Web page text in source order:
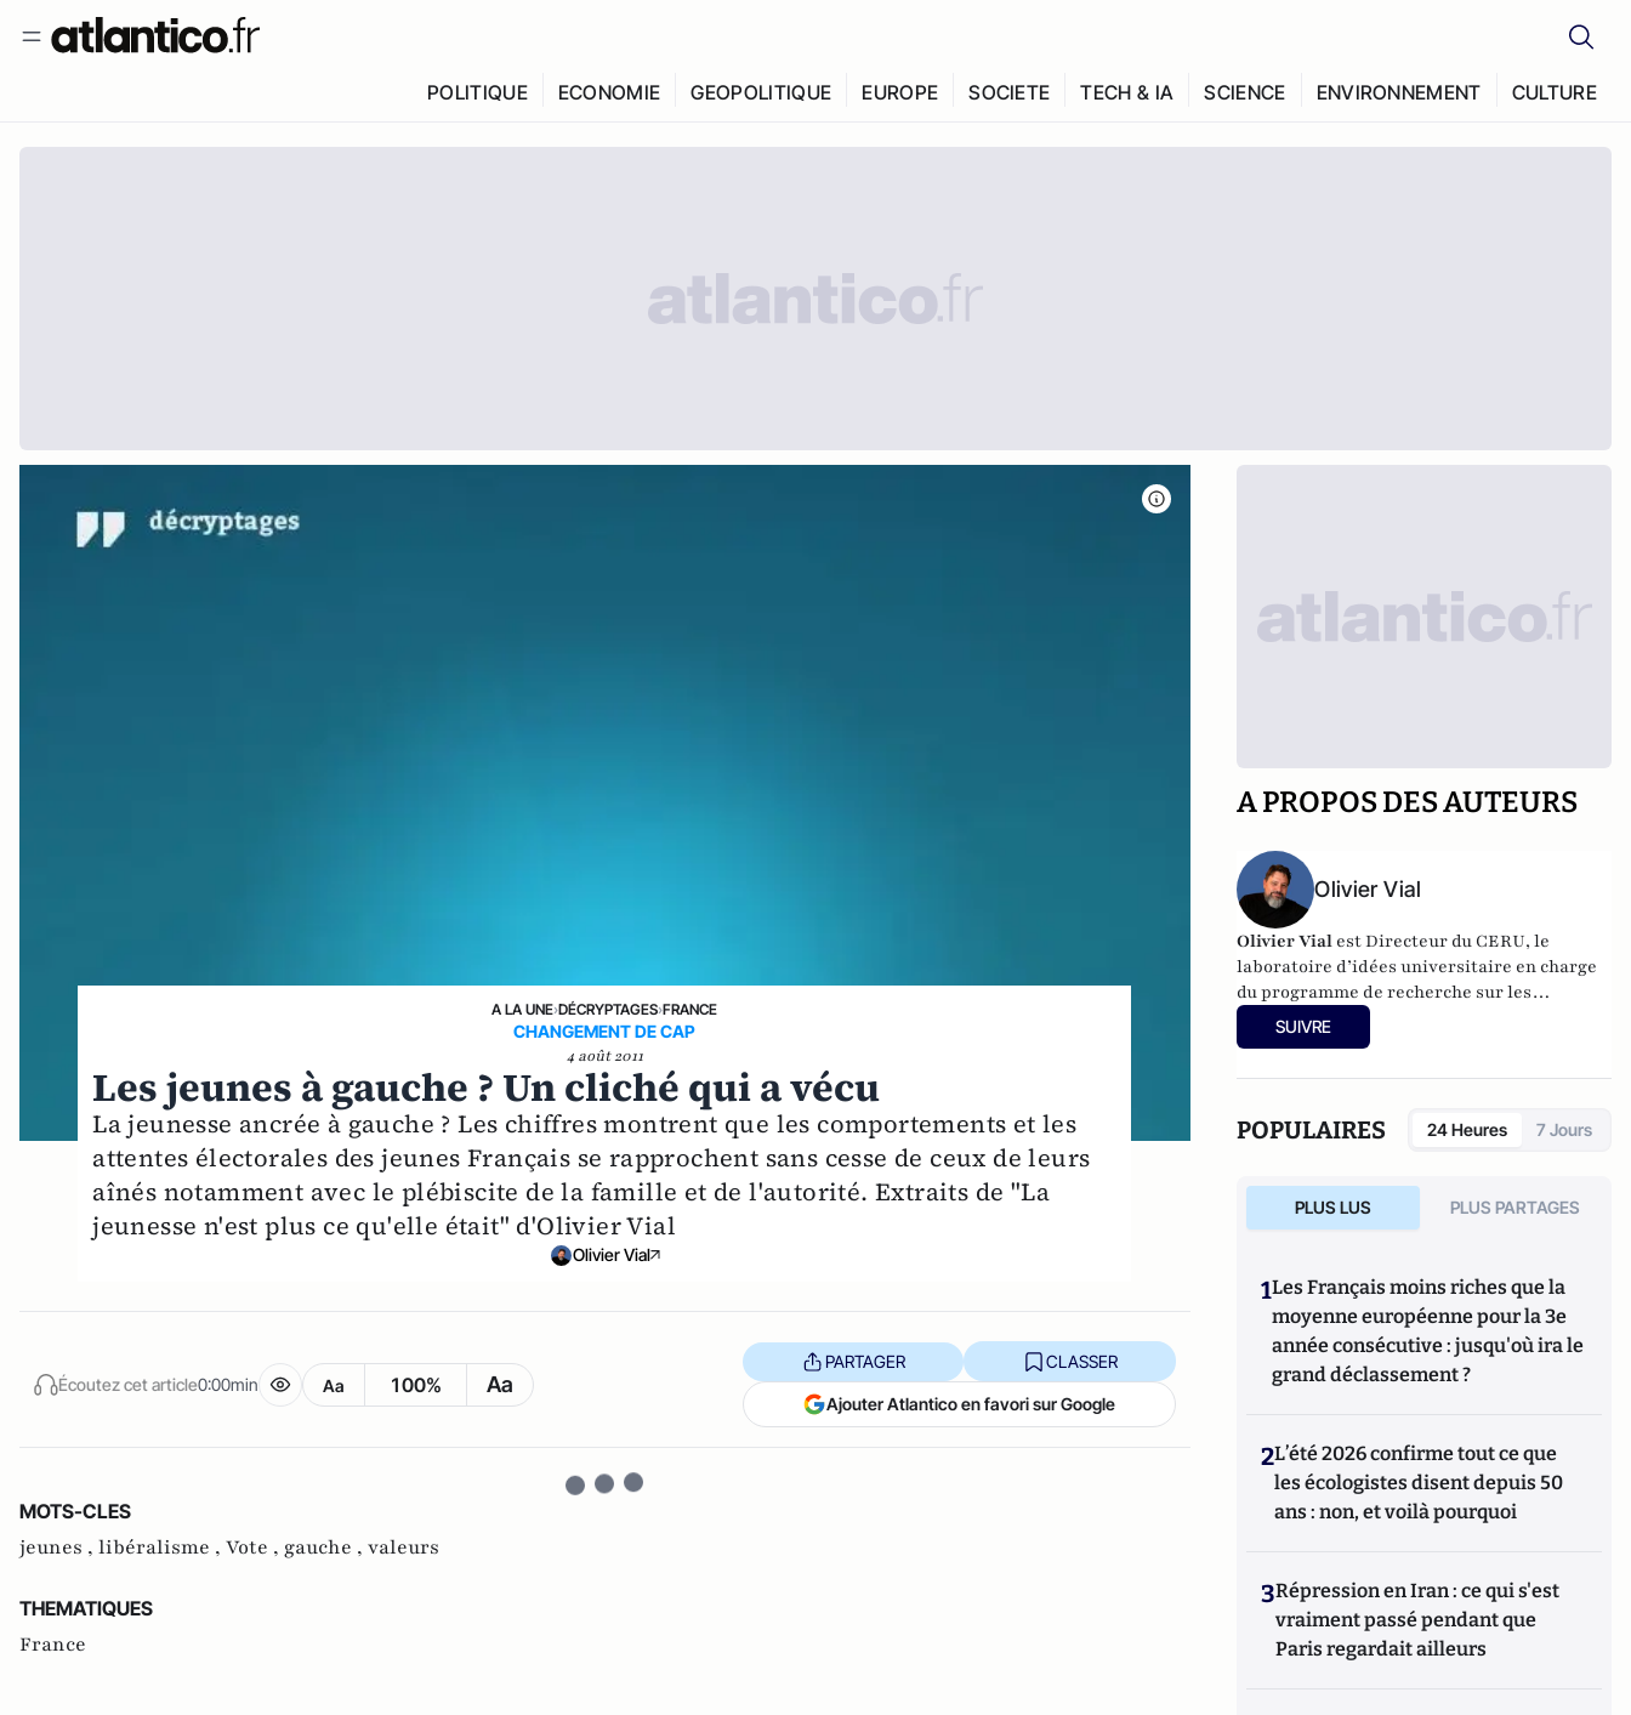
POLITIQUE ECONOMIE GEOPOLITIQUE EUROPE SOCIETE TECH & IA SCIENCE ENVIRONNEMENT CULTURE
A LA UNE›DÉCRYPTAGES›FRANCE
CHANGEMENT DE CAP
4 août 2011
Les jeunes à gauche ? Un cliché qui a vécu
La jeunesse ancrée à gauche ? Les chiffres montrent que les comportements et les
attentes électorales des jeunes Français se rapprochent sans cesse de ceux de leurs
aînés notamment avec le plébiscite de la famille et de l'autorité. Extraits de "La
jeunesse n'est plus ce qu'elle était" d'Olivier Vial
Olivier Vial
Écoutez cet article0:00min Aa 100% Aa
PARTAGER CLASSER
Ajouter Atlantico en favori sur Google
MOTS-CLES
jeunes , libéralisme , Vote , gauche , valeurs
THEMATIQUES
France
A PROPOS DES AUTEURS
Olivier Vial
Olivier Vial est Directeur du CERU, le
laboratoire d’idées universitaire en charge
du programme de recherche sur les
radicalités. Il édite chaque semaine la
Lettre des radicalités
SUIVRE
POPULAIRES 24 Heures 7 Jours
PLUS LUS PLUS PARTAGES
1Les Français moins riches que la
moyenne européenne pour la 3e
année consécutive : jusqu'où ira le
grand déclassement ?
2L’été 2026 confirme tout ce que
les écologistes disent depuis 50
ans : non, et voilà pourquoi
3Répression en Iran : ce qui s'est
vraiment passé pendant que
Paris regardait ailleurs